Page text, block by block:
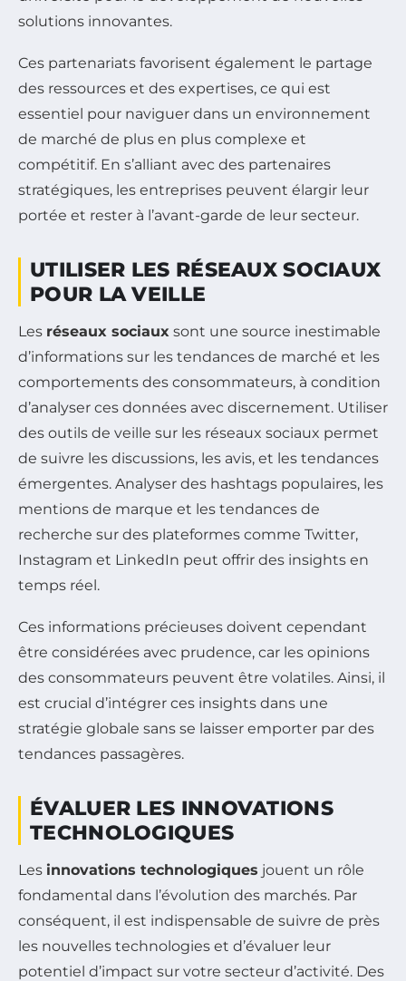
solutions innovantes.
Ces partenariats favorisent également le partage
des ressources et des expertises, ce qui est
essentiel pour naviguer dans un environnement
de marché de plus en plus complexe et
compétitif. En s’alliant avec des partenaires
stratégiques, les entreprises peuvent élargir leur
portée et rester à l’avant-garde de leur secteur.
UTILISER LES RÉSEAUX SOCIAUX
POUR LA VEILLE
Les réseaux sociaux sont une source inestimable
d’informations sur les tendances de marché et les
comportements des consommateurs, à condition
d’analyser ces données avec discernement. Utiliser
des outils de veille sur les réseaux sociaux permet
de suivre les discussions, les avis, et les tendances
émergentes. Analyser des hashtags populaires, les
mentions de marque et les tendances de
recherche sur des plateformes comme Twitter,
Instagram et LinkedIn peut offrir des insights en
temps réel.
Ces informations précieuses doivent cependant
être considérées avec prudence, car les opinions
des consommateurs peuvent être volatiles. Ainsi, il
est crucial d’intégrer ces insights dans une
stratégie globale sans se laisser emporter par des
tendances passagères.
ÉVALUER LES INNOVATIONS
TECHNOLOGIQUES
Les innovations technologiques jouent un rôle
fondamental dans l’évolution des marchés. Par
conséquent, il est indispensable de suivre de près
les nouvelles technologies et d’évaluer leur
potentiel d’impact sur votre secteur d’activité. Des